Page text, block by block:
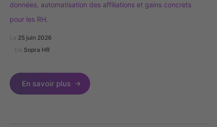
données, automatisation des affiliations et gains concrets
pour les RH.
25 juin 2026
Sopra HR
En savoir plus